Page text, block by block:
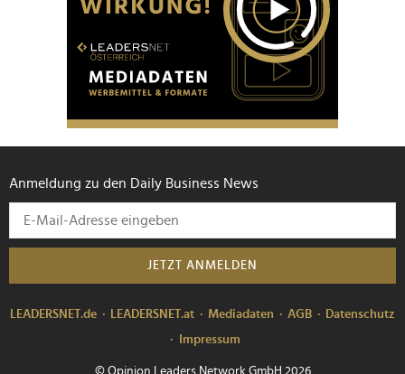
Anmeldung zu den Daily Business News
JETZT ANMELDEN
LEADERSNET.de LEADERSNET.at Mediadaten AGB
Datenschutz
Impressum